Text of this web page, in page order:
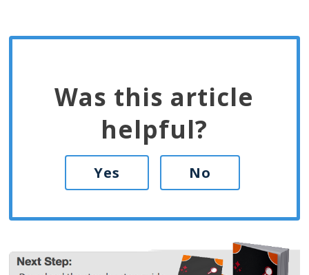
Was this article
helpful?
Yes No